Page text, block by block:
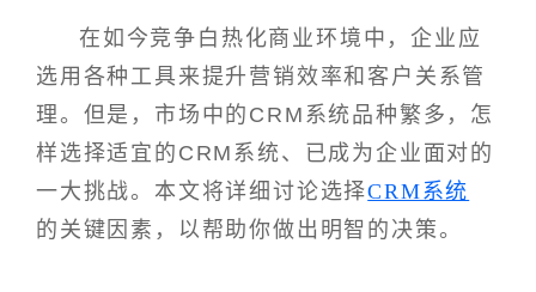
在如今竞争白热化商业环境中，企业应
选用各种工具来提升营销效率和客户关系管
理。但是，市场中的CRM系统品种繁多，怎
样选择适宜的CRM系统、已成为企业面对的
一大挑战。本文将详细讨论选择CRM系统
的关键因素，以帮助你做出明智的决策。